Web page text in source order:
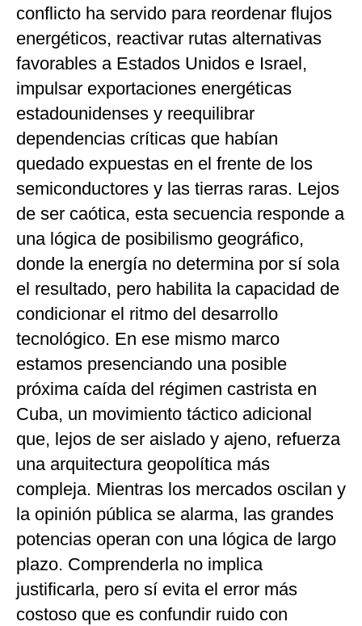
conflicto ha servido para reordenar flujos
energéticos, reactivar rutas alternativas
favorables a Estados Unidos e Israel,
impulsar exportaciones energéticas
estadounidenses y reequilibrar
dependencias críticas que habían
quedado expuestas en el frente de los
semiconductores y las tierras raras. Lejos
de ser caótica, esta secuencia responde a
una lógica de posibilismo geográfico,
donde la energía no determina por sí sola
el resultado, pero habilita la capacidad de
condicionar el ritmo del desarrollo
tecnológico. En ese mismo marco
estamos presenciando una posible
próxima caída del régimen castrista en
Cuba, un movimiento táctico adicional
que, lejos de ser aislado y ajeno, refuerza
una arquitectura geopolítica más
compleja. Mientras los mercados oscilan y
la opinión pública se alarma, las grandes
potencias operan con una lógica de largo
plazo. Comprenderla no implica
justificarla, pero sí evita el error más
costoso que es confundir ruido con